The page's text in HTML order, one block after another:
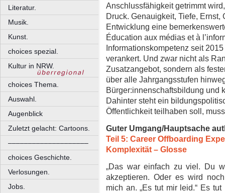
Literatur.
Musik.
Kunst.
choices spezial.
Kultur in NRW.
choices Thema.
Auswahl.
Augenblick
Zuletzt gelacht: Cartoons.
––––––––––––––––––––
choices Geschichte.
Verlosungen.
Jobs.
Anschlussfähigkeit getrimmt
Druck. Genauigkeit, Tiefe,
Entwicklung eine
Éducation aux médias et à
Informationskompetenz seit
verankert. Und zwar nicht als
Zusatzangebot, sondern als
über alle Jahrgangsstufen
Bürger:innenschaftsbildung und
Dahinter steht ein
Öffentlichkeit teilhaben soll,
Guter Umgang/Hauptsache
Teil 5: Career Offboarding
Komplexität – Glosse
„Das war einfach zu viel. Du
akzeptieren. Oder es wird
mich an. „Es tut mir leid.“ Es